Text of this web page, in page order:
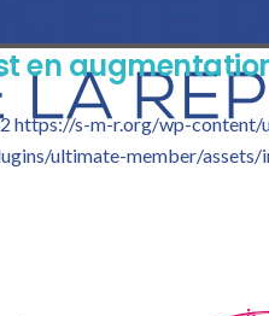
en augmentation
https://s-m-r.org/wp-content/
ultimate-member/assets/